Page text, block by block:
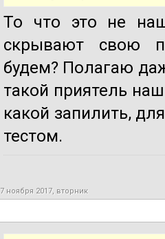
То что это не
скрывают свою
будем? Полагаю
такой приятель
какой запилить,
тестом.
7 ноября 2017, вторник